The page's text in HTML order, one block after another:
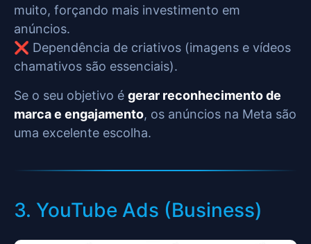
muito, forçando mais investimento em
anúncios.
❌ Dependência de criativos (imagens e vídeos
chamativos são essenciais).
Se o seu objetivo é gerar reconhecimento de
marca e engajamento, os anúncios na Meta são
uma excelente escolha.
3. YouTube Ads (Business)